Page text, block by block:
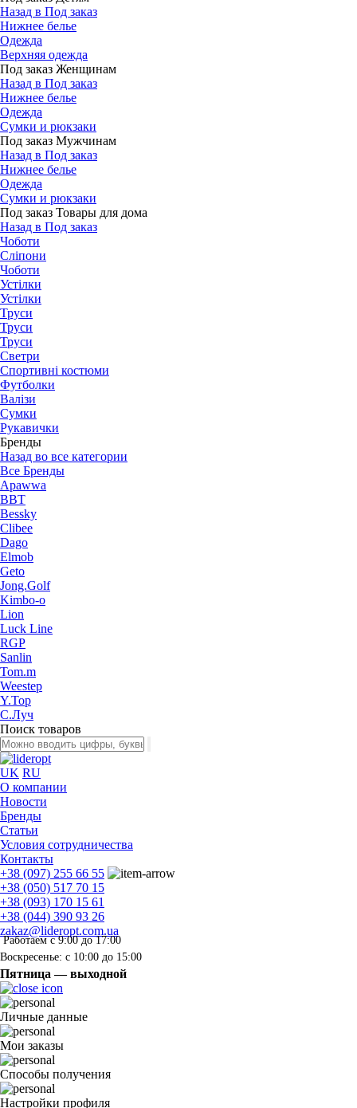
Назад в Под заказ
Нижнее белье
Одежда
Верхняя одежда
Под заказ Женщинам
Назад в Под заказ
Нижнее белье
Одежда
Сумки и рюкзаки
Под заказ Мужчинам
Назад в Под заказ
Нижнее белье
Одежда
Сумки и рюкзаки
Под заказ Товары для дома
Назад в Под заказ
Чоботи
Сліпони
Чоботи
Устілки
Устілки
Труси
Труси
Труси
Светри
Спортивні костюми
Футболки
Валізи
Сумки
Рукавички
Бренды
Назад во все категории
Все Бренды
Apawwa
BBT
Bessky
Clibee
Dago
Elmob
Geto
Jong.Golf
Kimbo-o
Lion
Luck Line
RGP
Sanlin
Tom.m
Weestep
Y.Top
С.Луч
Поиск товаров
UK RU
О компании
Новости
Бренды
Статьи
Условия сотрудничества
Контакты
+38 (097) 255 66 55
+38 (050) 517 70 15
+38 (093) 170 15 61
+38 (044) 390 93 26
zakaz@lideropt.com.ua
Работаем с 9:00 до 17:00
Воскресенье: с 10:00 до 15:00
Пятница — выходной
Личные данные
Мои заказы
Способы получения
Настройки профиля